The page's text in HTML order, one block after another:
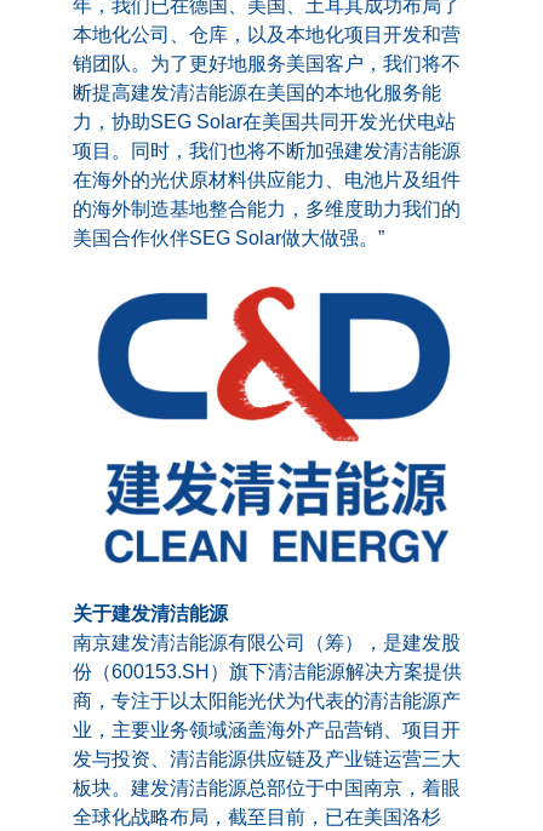
年，我们已在德国、美国、土耳其成功布局了
本地化公司、仓库，以及本地化项目开发和营
销团队。为了更好地服务美国客户，我们将不
断提高建发清洁能源在美国的本地化服务能
力，协助SEG Solar在美国共同开发光伏电站
项目。同时，我们也将不断加强建发清洁能源
在海外的光伏原材料供应能力、电池片及组件
的海外制造基地整合能力，多维度助力我们的
美国合作伙伴SEG Solar做大做强。”
关于建发清洁能源
南京建发清洁能源有限公司（筹），是建发股
份（600153.SH）旗下清洁能源解决方案提供
商，专注于以太阳能光伏为代表的清洁能源产
业，主要业务领域涵盖海外产品营销、项目开
发与投资、清洁能源供应链及产业链运营三大
板块。建发清洁能源总部位于中国南京，着眼
全球化战略布局，截至目前，已在美国洛杉